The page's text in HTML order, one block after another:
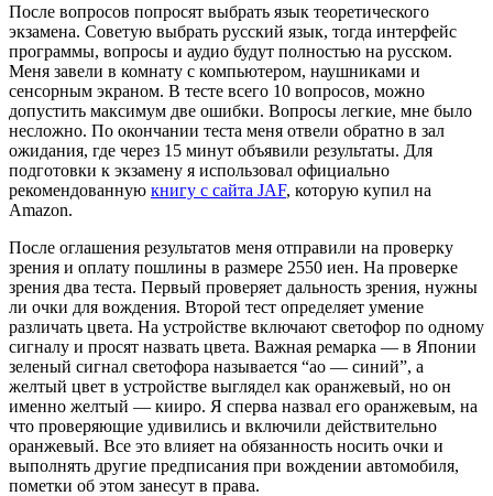
После вопросов попросят выбрать язык теоретического
экзамена. Советую выбрать русский язык, тогда интерфейс
программы, вопросы и аудио будут полностью на русском.
Меня завели в комнату с компьютером, наушниками и
сенсорным экраном. В тесте всего 10 вопросов, можно
допустить максимум две ошибки. Вопросы легкие, мне было
несложно. По окончании теста меня отвели обратно в зал
ожидания, где через 15 минут объявили результаты. Для
подготовки к экзамену я использовал официально
рекомендованную книгу с сайта JAF, которую купил на
Amazon.
После оглашения результатов меня отправили на проверку
зрения и оплату пошлины в размере 2550 иен. На проверке
зрения два теста. Первый проверяет дальность зрения, нужны
ли очки для вождения. Второй тест определяет умение
различать цвета. На устройстве включают светофор по одному
сигналу и просят назвать цвета. Важная ремарка — в Японии
зеленый сигнал светофора называется “ао — синий”, а
желтый цвет в устройстве выглядел как оранжевый, но он
именно желтый — кииро. Я сперва назвал его оранжевым, на
что проверяющие удивились и включили действительно
оранжевый. Все это влияет на обязанность носить очки и
выполнять другие предписания при вождении автомобиля,
пометки об этом занесут в права.